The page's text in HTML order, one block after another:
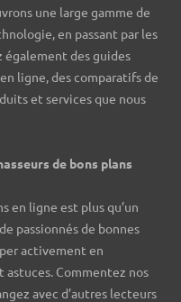
une large gamme de
en passant par les
également des guides
ligne, des comparatifs de
et services que nous
de bons plans
en ligne est plus qu’un
passionnés de bonnes
activement en
Commentez nos
avec d’autres lecteurs